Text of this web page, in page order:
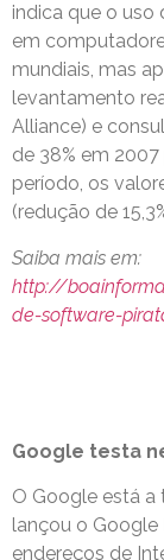
indica que o uso
em
mundiais, mas
levantamento
Alliance) e
de 38% em
período, os
(redução de
Saiba mais em:
http://
de-software-
Google testa
O Google está a
lançou o
endereços de